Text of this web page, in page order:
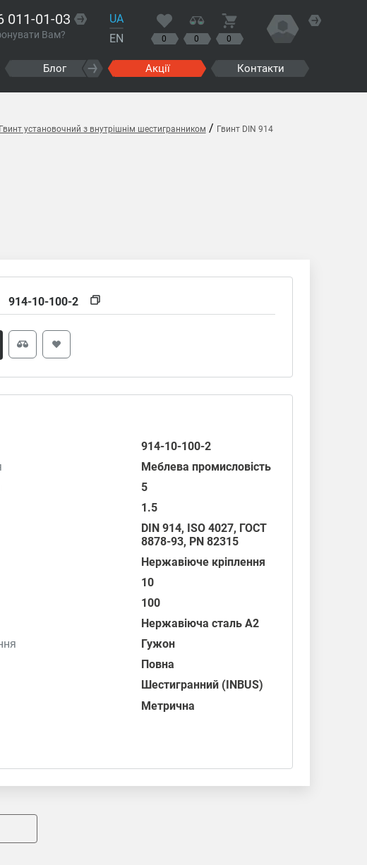
011-01-03
Вам?
UA
EN
0 0 0
Блог Акції Контакти
установочний з внутрішнім шестигранником / Гвинт DIN 914
914-10-100-2
914-10-100-2
Меблева промисловість
5
1.5
DIN 914, ISO 4027, ГОСТ
8878-93, PN 82315
Нержавіюче кріплення
10
100
Нержавіюча сталь А2
Гужон
Повна
Шестигранний (INBUS)
Метрична